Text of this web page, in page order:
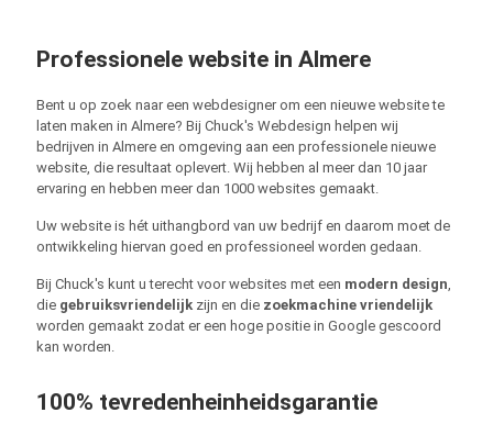
Professionele website in Almere
Bent u op zoek naar een webdesigner om een nieuwe website te
laten maken in Almere? Bij Chuck's Webdesign helpen wij
bedrijven in Almere en omgeving aan een professionele nieuwe
website, die resultaat oplevert. Wij hebben al meer dan 10 jaar
ervaring en hebben meer dan 1000 websites gemaakt.
Uw website is hét uithangbord van uw bedrijf en daarom moet de
ontwikkeling hiervan goed en professioneel worden gedaan.
Bij Chuck's kunt u terecht voor websites met een modern design,
die gebruiksvriendelijk zijn en die zoekmachine vriendelijk
worden gemaakt zodat er een hoge positie in Google gescoord
kan worden.
100% tevredenheinheidsgarantie